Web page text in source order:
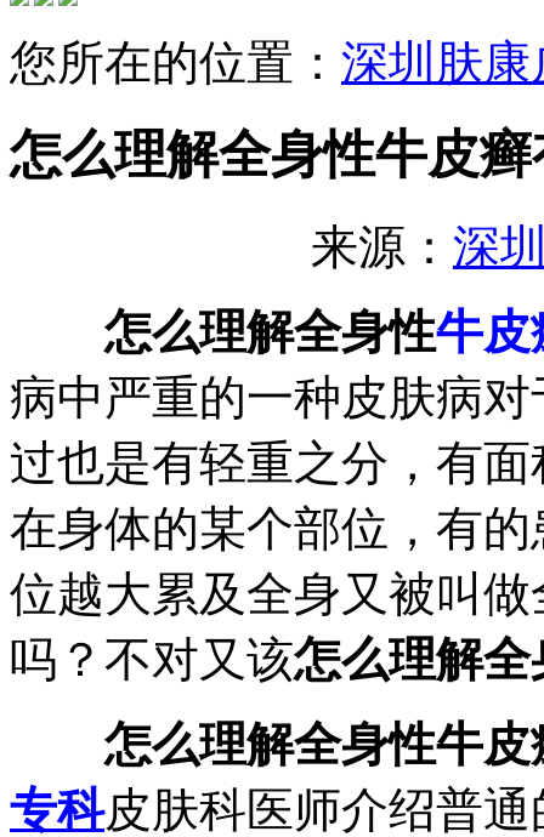
您所在的位置： 深圳肤
怎么理解全身性牛皮
来源： 深
怎么理解全身性牛皮
病中严重的一种皮肤病
过也是有轻重之分，有
在身体的某个部位，有
位越大累及全身又被叫
吗？不对又该怎么理解
怎么理解全身性牛
专科皮肤科医师介绍普